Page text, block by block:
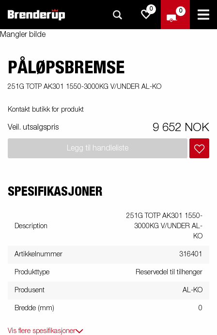
0 0
Mangler bilde
PÅLØPSBREMSE
251G TOTP AK301 1550-3000KG V/UNDER AL-KO
Kontakt butikk for produkt
Veil. utsalgspris 9 652 NOK
Legg til handleliste
SPESIFIKASJONER
Description
251G TOTP AK301 1550-
3000KG V/UNDER AL-
KO
Artikkelnummer 316401
Produkttype Reservedel til tilhenger
Produsent AL-KO
Bredde (mm) 0
Vis flere spesifikasjoner